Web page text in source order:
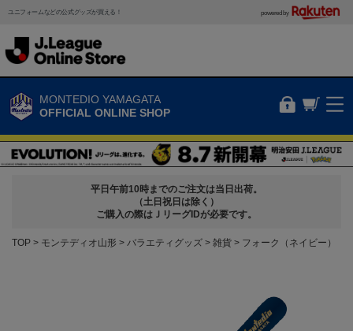
ユニフォームなどの公式グッズが買える！ powered by
MONTEDIO YAMAGATA
OFFICIAL ONLINE SHOP
平日午前10時までのご注文は当日出荷。
（土日祝日は除く）
ご購入の際はＪリーグIDが必要です。
TOP モンテディオ山形 バラエティグッズ 雑貨 フォーク（ネイビー）